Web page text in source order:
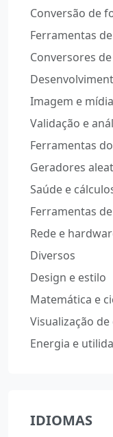
Conversão de
Ferramentas
Conversores
Imagem e mídia
Validação e
Ferramentas
Geradores
Saúde e
Ferramentas
Rede e
Diversos
Design e estilo
Matemática e
Visualização de
Energia e
IDIOMAS